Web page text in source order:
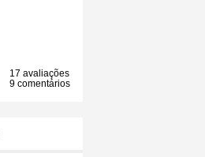
17 avaliações
9 comentários